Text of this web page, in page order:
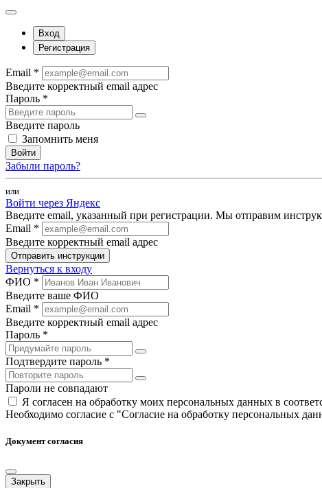
Вход
Регистрация
Email *
Введите корректный email адрес
Пароль *
Введите пароль
Запомнить меня
Войти
Забыли пароль?
или
Войти через Яндекс
Введите email, указанный при регистрации. Мы отправим
Email *
Введите корректный email адрес
Отправить инструкции
Вернуться к входу
ФИО *
Введите ваше ФИО
Email *
Введите корректный email адрес
Пароль *
Подтвердите пароль *
Пароли не совпадают
Я согласен на обработку моих персональных данных в
Необходимо согласие с "Согласие на обработку персональных
Документ согласия
Закрыть